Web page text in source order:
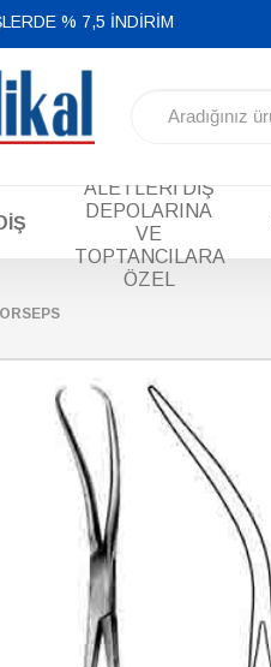
% 7,5 İNDİRİM
ALETLERİ DİŞ
DEPOLARINA
VE
TOPTANCILARA
ÖZEL